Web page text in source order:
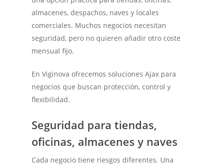
almacenes, despachos, naves y locales
comerciales. Muchos negocios necesitan
seguridad, pero no quieren añadir otro coste
mensual fijo.
En Viginova ofrecemos soluciones Ajax para
negocios que buscan protección, control y
flexibilidad.
Seguridad para tiendas,
oficinas, almacenes y naves
Cada negocio tiene riesgos diferentes. Una